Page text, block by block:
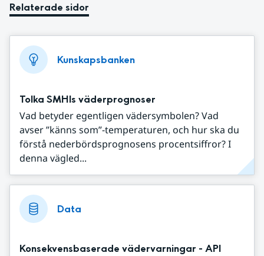
Relaterade sidor
Kunskapsbanken
Tolka SMHIs väderprognoser
Vad betyder egentligen vädersymbolen? Vad
avser ”känns som”-temperaturen, och hur ska du
förstå nederbördsprognosens procentsiffror? I
denna vägled...
Data
Konsekvensbaserade vädervarningar - API